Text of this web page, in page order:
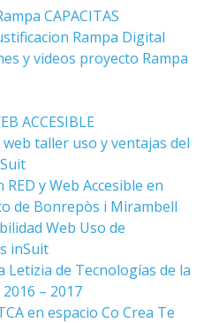
CAPACITAS
Rampa Digital
y videos proyecto Rampa
ACCESIBLE
web taller uso y ventajas del
y Web Accesible en
de Bonrepòs i Mirambell
Web Uso de
inSuit
Letizia de Tecnologías de la
– 2017
en espacio Co Crea Te